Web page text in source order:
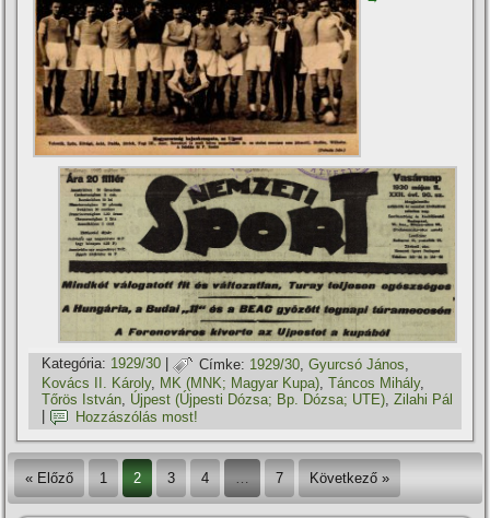
Kategória: 1929/30 | Címke: 1929/30 ,Gyurcsó János
Kovács II. Károly, MK (MNK; Magyar Kupa),Táncos Mihály,
Tőrös István, Újpest (Újpesti Dózsa; Bp. Dózsa; UTE),Zilahi Pál
Hozzászólás most!
« Előző 1 2 3 4 … 7 Következő »